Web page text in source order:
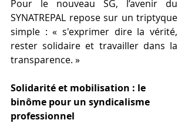
Pour le nouveau SG, l’avenir du
SYNATREPAL repose sur un triptyque
simple : « s'exprimer dire la vérité,
rester solidaire et travailler dans la
transparence. »
Solidarité et mobilisation : le
binôme pour un syndicalisme
professionnel